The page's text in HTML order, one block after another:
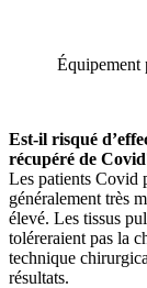
Équipement
Est-il risqué
récupéré de
Les patients Covid
généralement très
élevé. Les tissus
toléreraient pas la
technique
résultats.